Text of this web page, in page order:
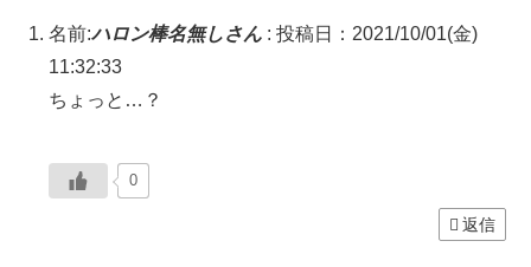
名前:ハロン棒名無しさん : 投稿日：2021/10/01(金)
11:32:33
ちょっと…？
0
返信